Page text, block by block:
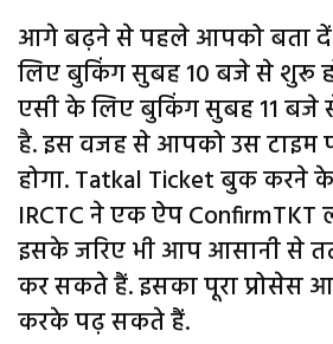
आगे बढ़ने से पहले आपको बता
लिए बुकिंग सुबह 10 बजे से शुरू
एसी के लिए बुकिंग सुबह 11 बजे से
है. इस वजह से आपको उस टाइम
होगा. Tatkal Ticket बुक करने
IRCTC ने एक ऐप ConfirmTKT
इसके जरिए भी आप आसानी से
कर सकते हैं. इसका पूरा प्रोसेस
करके पढ़ सकते हैं.